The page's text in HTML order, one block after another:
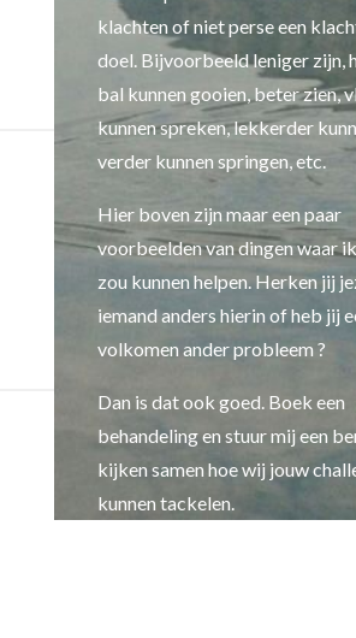
klachten of niet perse een
doel. Bijvoorbeeld leniger zijn,
bal kunnen gooien, beter zien,
kunnen spreken, lekkerder
verder kunnen springen, etc.
Hier boven zijn maar een paar
voorbeelden van dingen waar
zou kunnen helpen. Herken jij
iemand anders hierin of heb jij
volkomen ander probleem ?
Dan is dat ook goed. Boek een
behandeling en stuur mij een
kijken samen hoe wij jouw
kunnen tackelen.